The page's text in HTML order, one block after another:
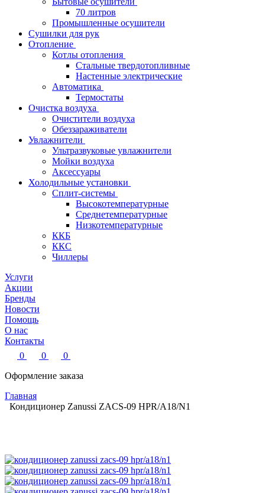
70 литров
Промышленные осушители
Сушилки для рук
Отопление
Котлы отопления
Стальные твердотопливные
Настенные электрические
Автоматика
Термостаты
Очистка воздуха
Очистители воздуха
Обеззараживатели
Увлажнители
Ультразвуковые увлажнители
Мойки воздуха
Аксессуары
Холодильные установки
Сплит-системы
Высокотемпературные
Среднетемпературные
Низкотемпературные
ККБ
ККС
Чиллеры
Услуги
Акции
Бренды
Новости
Помощь
О нас
Контакты
0
0
0
Оформление заказа
Главная
Кондиционер Zanussi ZACS-09 HPR/A18/N1